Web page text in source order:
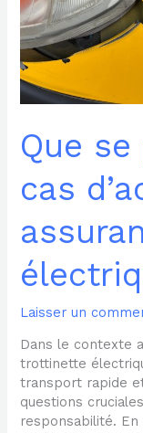
Que
cas
Laisser un
Dans le contexte
trottinette
transport rapide
questions
responsabilité. En
en
cas
d’accident
sans
assurance
électrique